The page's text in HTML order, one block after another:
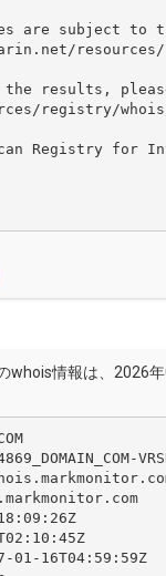
are subject to
results,
registry/
Registry for
whois情報は、2026